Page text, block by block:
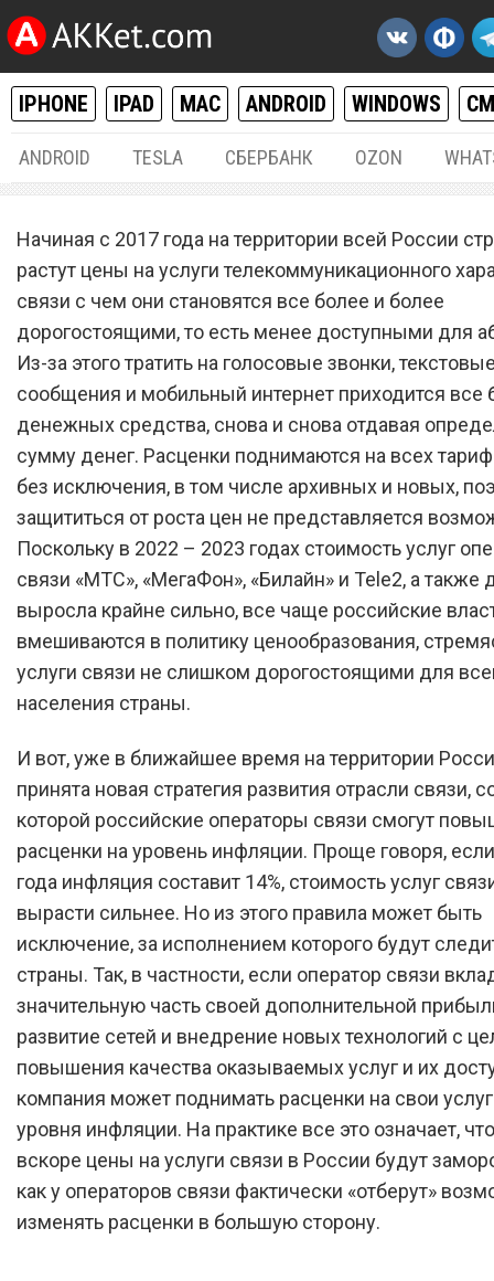
IPHONE IPAD MAC ANDROID WINDOWS
ANDROID TESLA СБЕРБАНК OZON
Цены будут заморожены.
Сотовых операторов
«МегаФон», «Билайн» и
заставили изменить цены
всех тарифах
Начиная с 2017 года на территории всей России
растут цены на услуги телекоммуникационного
связи с чем они становятся все более и более
дорогостоящими, то есть менее доступными для
Из-за этого тратить на голосовые звонки,
сообщения и мобильный интернет приходится все
денежных средства, снова и снова отдавая
сумму денег. Расценки поднимаются на всех
без исключения, в том числе архивных и новых,
защититься от роста цен не представляется
Поскольку в 2022 – 2023 годах стоимость услуг
связи «МТС», «МегаФон», «Билайн» и Tele2, а также
выросла крайне сильно, все чаще российские
вмешиваются в политику ценообразования,
услуги связи не слишком дорогостоящими для
населения страны.
И вот, уже в ближайшее время на территории
принята новая стратегия развития отрасли связи,
которой российские операторы связи смогут
расценки на уровень инфляции. Проще говоря,
года инфляция составит 14%, стоимость услуг
вырасти сильнее. Но из этого правила может быть
исключение, за исполнением которого будут
страны. Так, в частности, если оператор связи
значительную часть своей дополнительной
развитие сетей и внедрение новых технологий с
повышения качества оказываемых услуг и их
компания может поднимать расценки на свои
уровня инфляции. На практике все это означает,
вскоре цены на услуги связи в России будут
как у операторов связи фактически «отберут»
изменять расценки в большую сторону.